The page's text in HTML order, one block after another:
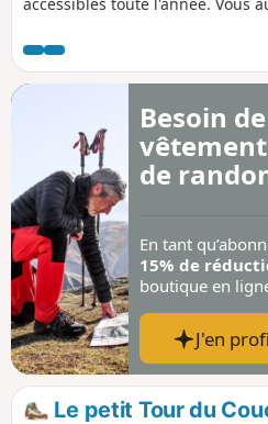
accessibles toute l'année. Vous
offrant de multiples possibilités
Besoin
de
En tant
15% de
boutique en
J'en
Le petit Tour du